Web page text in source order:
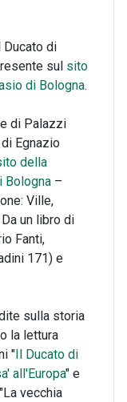
Ducato di
sul sito
di Bologna.
di Palazzi
Egnazio
della
Bologna –
Ville,
un libro di
Fanti,
171) e
sulla storia
la lettura
"Il Ducato di
all'Europa" e
vecchia